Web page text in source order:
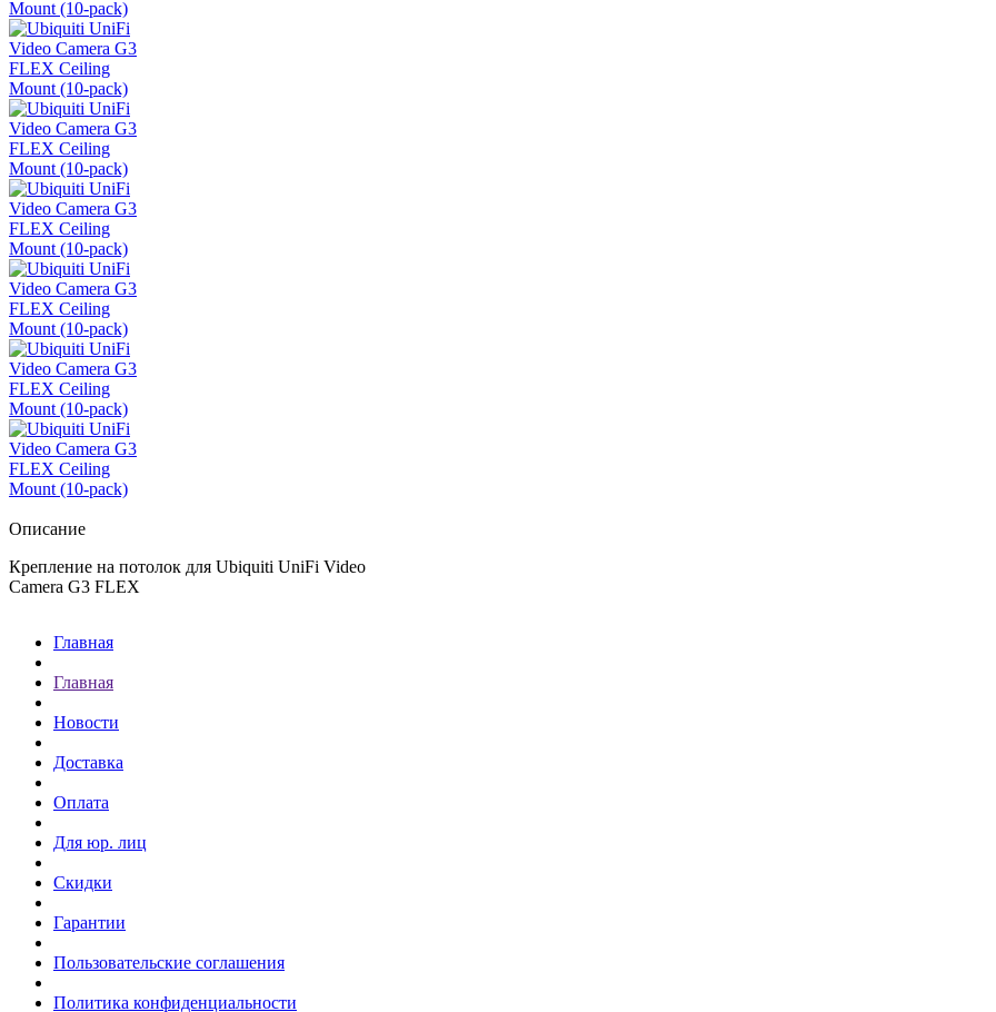
Описание
Крепление на потолок для Ubiquiti UniFi Video
Camera G3 FLEX
Главная
Главная
Новости
Доставка
Оплата
Для юр. лиц
Скидки
Гарантии
Пользовательские соглашения
Политика конфиденциальности